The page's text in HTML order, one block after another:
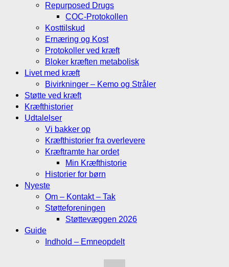
Repurposed Drugs
COC-Protokollen
Kosttilskud
Ernæring og Kost
Protokoller ved kræft
Bloker kræften metabolisk
Livet med kræft
Bivirkninger – Kemo og Stråler
Støtte ved kræft
Kræfthistorier
Udtalelser
Vi bakker op
Kræfthistorier fra overlevere
Kræftramte har ordet
Min Kræfthistorie
Historier for børn
Nyeste
Om – Kontakt – Tak
Støtteforeningen
Støttevæggen 2026
Guide
Indhold – Emneopdelt